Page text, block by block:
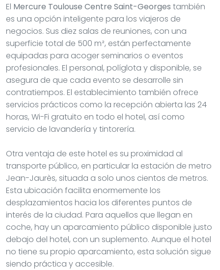
El Mercure Toulouse Centre Saint-Georges también
es una opción inteligente para los viajeros de
negocios. Sus diez salas de reuniones, con una
superficie total de 500 m², están perfectamente
equipadas para acoger seminarios o eventos
profesionales. El personal, políglota y disponible, se
asegura de que cada evento se desarrolle sin
contratiempos. El establecimiento también ofrece
servicios prácticos como la recepción abierta las 24
horas, Wi-Fi gratuito en todo el hotel, así como
servicio de lavandería y tintorería.
Otra ventaja de este hotel es su proximidad al
transporte público, en particular la estación de metro
Jean-Jaurès, situada a solo unos cientos de metros.
Esta ubicación facilita enormemente los
desplazamientos hacia los diferentes puntos de
interés de la ciudad. Para aquellos que llegan en
coche, hay un aparcamiento público disponible justo
debajo del hotel, con un suplemento. Aunque el hotel
no tiene su propio aparcamiento, esta solución sigue
siendo práctica y accesible.